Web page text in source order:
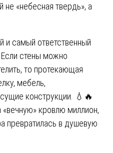
не «небесная твердь», а
и самый ответственный
стены можно
то протекающая
мебель,
конструкции. 💧🔥
«вечную» кровлю миллион,
превратилась в душевую